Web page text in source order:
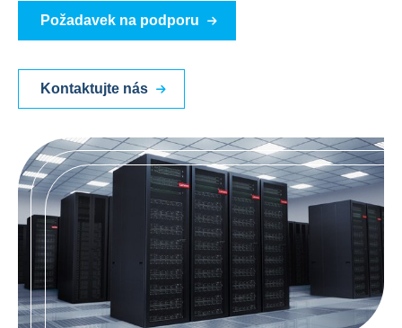
Požadavek na podporu
Kontaktujte nás